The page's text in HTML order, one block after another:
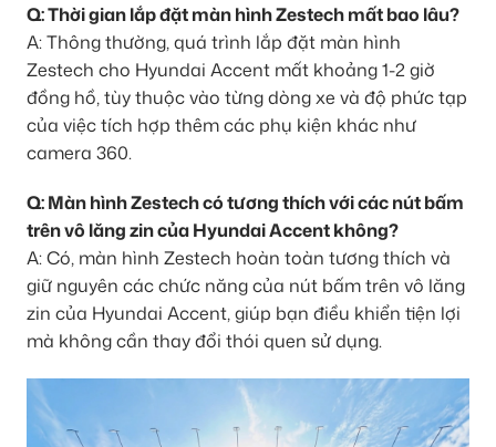
Q: Thời gian lắp đặt màn hình Zestech mất bao lâu?
A: Thông thường, quá trình lắp đặt màn hình
Zestech cho Hyundai Accent mất khoảng 1-2 giờ
đồng hồ, tùy thuộc vào từng dòng xe và độ phức tạp
của việc tích hợp thêm các phụ kiện khác như
camera 360.
Q: Màn hình Zestech có tương thích với các nút bấm
trên vô lăng zin của Hyundai Accent không?
A: Có, màn hình Zestech hoàn toàn tương thích và
giữ nguyên các chức năng của nút bấm trên vô lăng
zin của Hyundai Accent, giúp bạn điều khiển tiện lợi
mà không cần thay đổi thói quen sử dụng.